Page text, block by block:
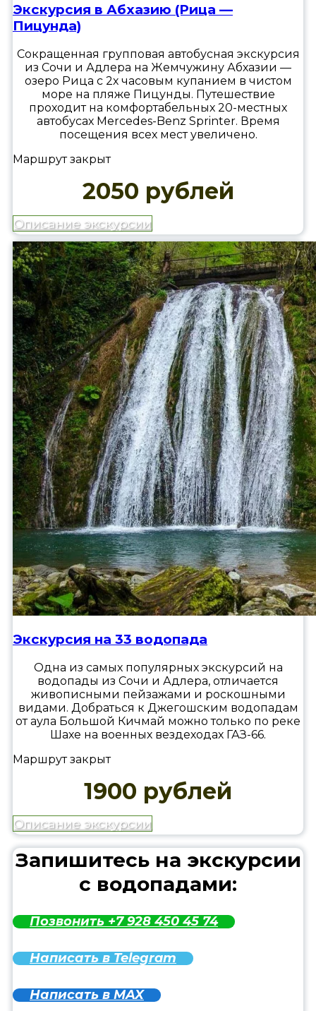
Экскурсия в Абхазию (Рица —
Пицунда)
Сокращенная групповая автобусная экскурсия
из Сочи и Адлера на Жемчужину Абхазии —
озеро Рица с 2х часовым купанием в чистом
море на пляже Пицунды. Путешествие
проходит на комфортабельных 20-местных
автобусах Mercedes-Benz Sprinter. Время
посещения всех мест увеличено.
Маршрут закрыт
2050 рублей
Описание экскурсии
Экскурсия на 33 водопада
Одна из самых популярных экскурсий на
водопады из Сочи и Адлера, отличается
живописными пейзажами и роскошными
видами. Добраться к Джегошским водопадам
от аула Большой Кичмай можно только по реке
Шахе на военных вездеходах ГАЗ-66.
Маршрут закрыт
1900 рублей
Описание экскурсии
Запишитесь на экскурсии
с водопадами:
Позвонить +7 928 450 45 74
Написать в Telegram
Написать в MAX